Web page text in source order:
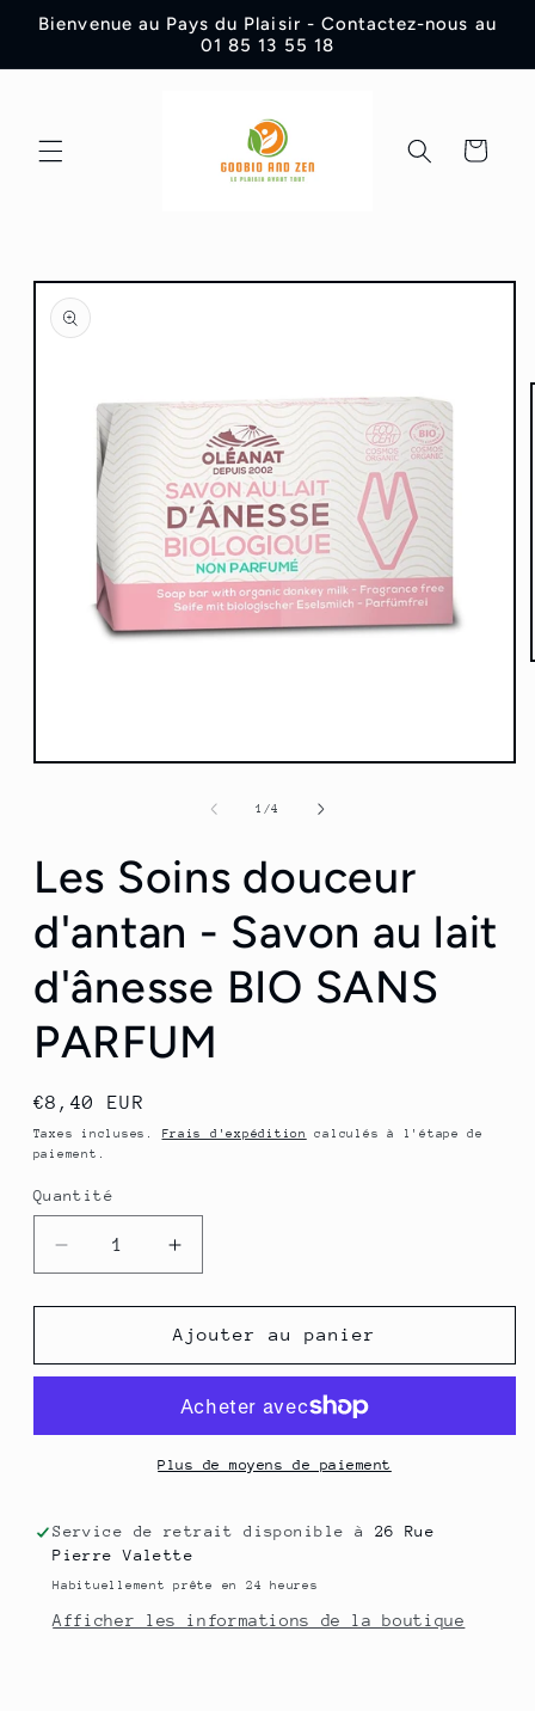
passer
contenu
Bienvenue au Pays du Plaisir - Contactez-nous au
01 85 13 55 18
Panier
Passer aux
informations
produits
Ouvrir
une
fenêtre
modale
1 /de
4
Les Soins douceur
d'antan - Savon au lait
d'ânesse BIO SANS
PARFUM
Prix
habituel
€8,40 EUR
Taxes incluses. Frais d'expédition
calculés à l'étape de
paiement.
Quantité
Quantité
Réduire
la
quantité
Les
d&#39;antan
lait
BIO
SANS
Augmenter
la
quantité
de
Les
douceur
d&#39;antan
-
lait
BIO
SANS
Ajouter au panier
Plus de moyens de paiement
Service de retrait disponible à 26 Rue
Pierre Valette
Habituellement prête en 24 heures
Afficher les informations de la boutique